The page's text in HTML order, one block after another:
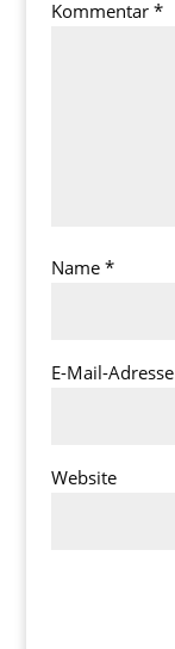
Kommentar *
Name *
E-Mail-Adresse
Website